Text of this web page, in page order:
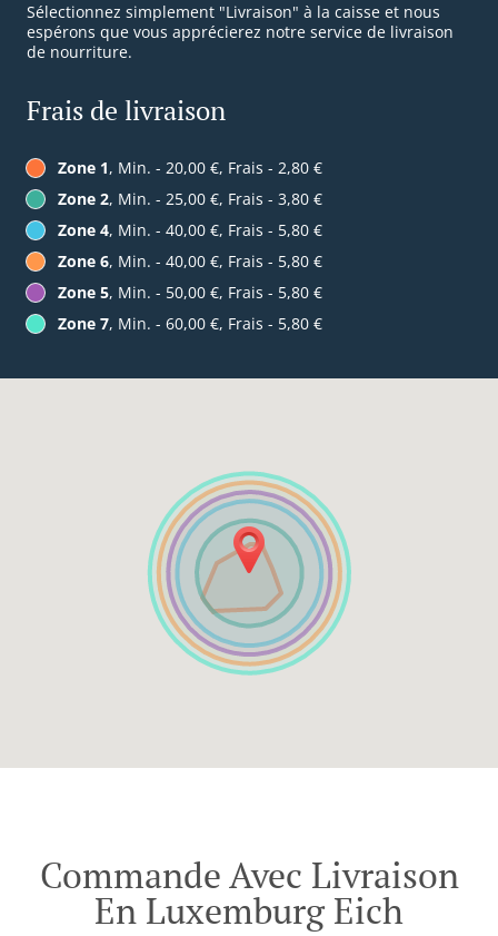
Sélectionnez simplement "Livraison" à la caisse et nous
espérons que vous apprécierez notre service de livraison
de nourriture.
Frais de livraison
Zone 1, Min. - 20,00 €, Frais - 2,80 €
Zone 2, Min. - 25,00 €, Frais - 3,80 €
Zone 4, Min. - 40,00 €, Frais - 5,80 €
Zone 6, Min. - 40,00 €, Frais - 5,80 €
Zone 5, Min. - 50,00 €, Frais - 5,80 €
Zone 7, Min. - 60,00 €, Frais - 5,80 €
Commande Avec Livraison
En Luxemburg Eich